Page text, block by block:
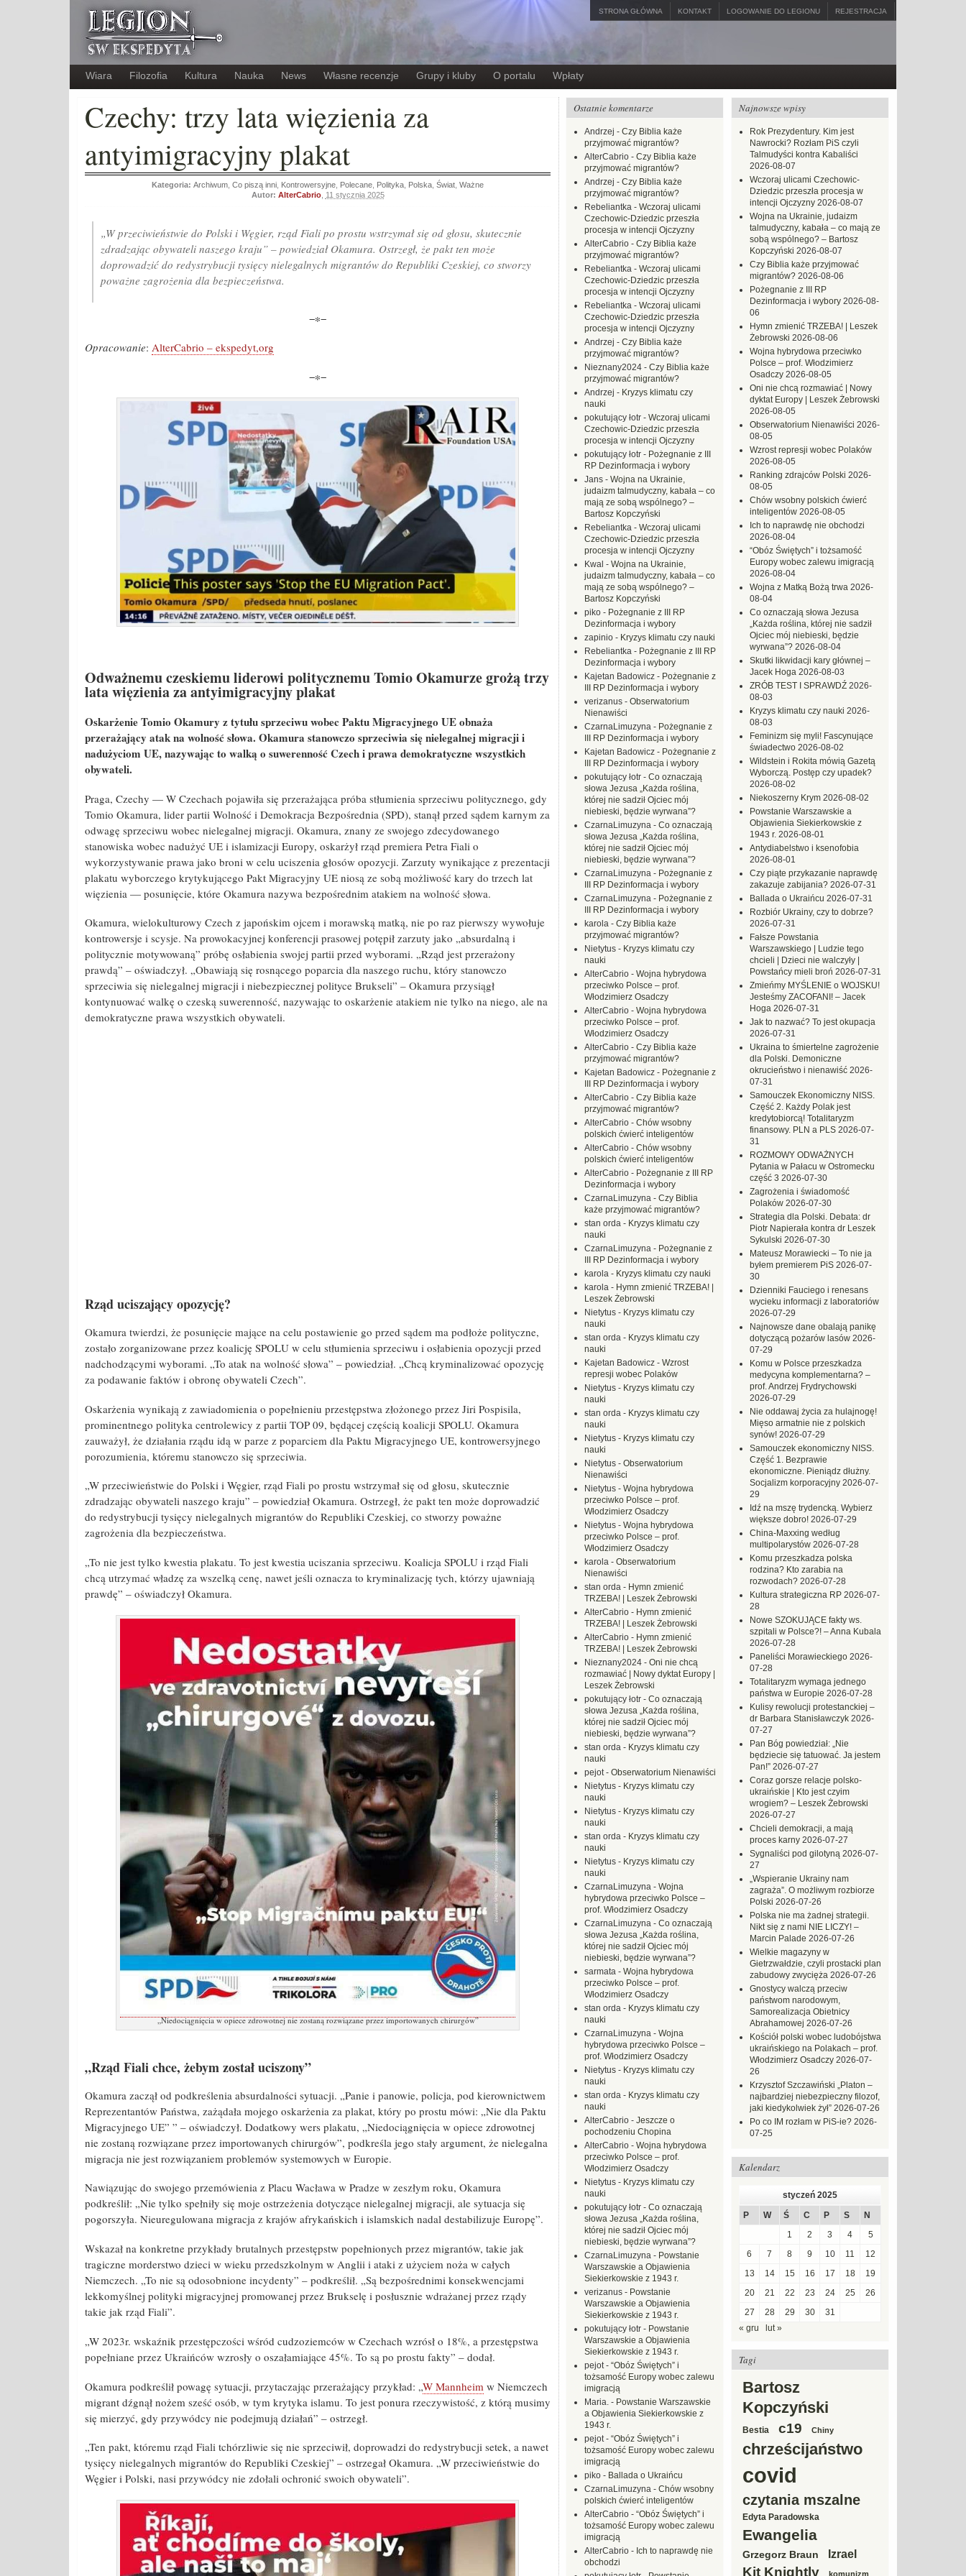
STRONA GŁÓWNA KONTAKT LOGOWANIE DO LEGIONU REJESTRACJA
Wiara Filozofia Kultura Nauka News Własne recenzje Grupy i kluby O portalu Wpłaty
Czechy: trzy lata więzienia za
antyimigracyjny plakat
Kategoria: Archiwum Co piszą inni Kontrowersyjne Polecane Polityka Polska Świat Ważne
Autor: AlterCabrio, 11 stycznia 2025
„W przeciwieństwie do Polski i Węgier, rząd Fiali po prostu wstrzymał się od głosu, skutecznie
zdradzając obywateli naszego kraju” – powiedział Okamura. Ostrzegł, że pakt ten może
doprowadzić do redystrybucji tysięcy nielegalnych migrantów do Republiki Czeskiej, co stworzy
poważne zagrożenia dla bezpieczeństwa.
−∗−
Opracowanie: AlterCabrio – ekspedyt,org
−∗−
Odważnemu czeskiemu liderowi politycznemu Tomio Okamurze grożą trzy
lata więzienia za antyimigracyjny plakat
Oskarżenie Tomio Okamury z tytułu sprzeciwu wobec Paktu Migracyjnego UE obnaża
przerażający atak na wolność słowa. Okamura stanowczo sprzeciwia się nielegalnej migracji i
nadużyciom UE, nazywając to walką o suwerenność Czech i prawa demokratyczne wszystkich
obywateli.
Praga, Czechy — W Czechach pojawiła się przerażająca próba stłumienia sprzeciwu politycznego, gdy
Tomio Okamura, lider partii Wolność i Demokracja Bezpośrednia (SPD), stanął przed sądem karnym za
odwagę sprzeciwu wobec nielegalnej migracji. Okamura, znany ze swojego zdecydowanego
stanowiska wobec nadużyć UE i islamizacji Europy, oskarżył rząd premiera Petra Fiali o
wykorzystywanie prawa jako broni w celu uciszenia głosów opozycji. Zarzuty wynikające z prezentacji
plakatu wyborczego krytykującego Pakt Migracyjny UE niosą ze sobą możliwość kary do trzech lat
więzienia — posunięcie, które Okamura nazywa bezpośrednim atakiem na wolność słowa.
Okamura, wielokulturowy Czech z japońskim ojcem i morawską matką, nie po raz pierwszy wywołuje
kontrowersje i scysje. Na prowokacyjnej konferencji prasowej potępił zarzuty jako „absurdalną i
politycznie motywowaną” próbę osłabienia swojej partii przed wyborami. „Rząd jest przerażony
prawdą” – oświadczył. „Obawiają się rosnącego poparcia dla naszego ruchu, który stanowczo
sprzeciwia się nielegalnej migracji i niebezpiecznej polityce Brukseli” – Okamura przysiągł
kontynuować walkę o czeską suwerenność, nazywając to oskarżenie atakiem nie tylko na niego, ale na
demokratyczne prawa wszystkich obywateli.
Rząd uciszający opozycję?
Okamura twierdzi, że posunięcie mające na celu postawienie go przed sądem ma podłoże polityczne,
zostało zorganizowane przez koalicję SPOLU w celu stłumienia sprzeciwu i osłabienia opozycji przed
nadchodzącymi wyborami. „To atak na wolność słowa” – powiedział. „Chcą kryminalizować opozycję
za podawanie faktów i obronę obywateli Czech”.
Oskarżenia wynikają z zawiadomienia o popełnieniu przestępstwa złożonego przez Jiri Pospisila,
prominentnego polityka centrolewicy z partii TOP 09, będącej częścią koalicji SPOLU. Okamura
zauważył, że działania rządu idą w parze z poparciem dla Paktu Migracyjnego UE, kontrowersyjnego
porozumienia, któremu stanowczo się sprzeciwia.
„W przeciwieństwie do Polski i Węgier, rząd Fiali po prostu wstrzymał się od głosu, skutecznie
zdradzając obywateli naszego kraju” – powiedział Okamura. Ostrzegł, że pakt ten może doprowadzić
do redystrybucji tysięcy nielegalnych migrantów do Republiki Czeskiej, co stworzy poważne
zagrożenia dla bezpieczeństwa.
„To nie jest tylko kwestia plakatu. To jest kwestia uciszania sprzeciwu. Koalicja SPOLU i rząd Fiali
chcą utrzymać władzę za wszelką cenę, nawet jeśli oznacza to kryminalizację tych, którzy ujawniają
prawdę” – oświadczył Okamura.
„Niedociągnięcia w opiece zdrowotnej nie zostaną rozwiązane przez importowanych chirurgów”
„Rząd Fiali chce, żebym został uciszony”
Okamura zaczął od podkreślenia absurdalności sytuacji. „Panie i panowie, policja, pod kierownictwem
Reprezentantów Państwa, zażądała mojego oskarżenia za plakat, który po prostu mówi: „Nie dla Paktu
Migracyjnego UE” ” – oświadczył. Dodatkowy wers plakatu, „Niedociągnięcia w opiece zdrowotnej
nie zostaną rozwiązane przez importowanych chirurgów”, podkreśla jego stały argument, że nielegalna
migracja nie jest rozwiązaniem problemów systemowych w Europie.
Nawiązując do swojego przemówienia z Placu Wacława w Pradze w zeszłym roku, Okamura
podkreślił: „Nie tylko spełniły się moje ostrzeżenia dotyczące nielegalnej migracji, ale sytuacja się
pogorszyła. Nieuregulowana migracja z krajów afrykańskich i islamskich nadal destabilizuje Europę”.
Wskazał na konkretne przykłady brutalnych przestępstw popełnionych przez migrantów, takie jak
tragiczne morderstwo dzieci w wieku przedszkolnym w Anglii i ataki z użyciem noża w całych
Niemczech. „To nie są odosobnione incydenty” – podkreślił. „Są bezpośrednimi konsekwencjami
lekkomyślnej polityki migracyjnej promowanej przez Brukselę i posłusznie wdrażanej przez rządy
takie jak rząd Fiali”.
„W 2023r. wskaźnik przestępczości wśród cudzoziemców w Czechach wzrósł o 18%, a przestępstwa
popełniane przez Ukraińców wzrosły o oszałamiające 45%. To są po prostu fakty” – dodał.
Okamura podkreślił powagę sytuacji, przytaczając przerażający przykład: „W Mannheim w Niemczech
migrant dźgnął nożem sześć osób, w tym krytyka islamu. To jest ponura rzeczywistość, z którą musimy
się mierzyć, gdy przywódcy nie podejmują działań” – ostrzegł.
„Ten pakt, któremu rząd Fiali tchórzliwie się nie sprzeciwił, doprowadzi do redystrybucji setek, a nawet
tysięcy nielegalnych migrantów do Republiki Czeskiej” – ostrzegał Okamura. „W przeciwieństwie do
Węgier i Polski, nasi przywódcy nie zdołali ochronić swoich obywateli”.
Najnowsze wpisy
Rok Prezydentury. Kim jest
Nawrocki? Rozłam PiS czyli
Talmudyści kontra Kabaliści
2026-08-07
Wczoraj ulicami Czechowic-
Dziedzic przeszła procesja w
intencji Ojczyzny 2026-08-07
Wojna na Ukrainie, judaizm
talmudyczny, kabała – co mają ze
sobą wspólnego? – Bartosz
Kopczyński 2026-08-07
Czy Biblia każe przyjmować
migrantów? 2026-08-06
Pożegnanie z III RP
Dezinformacja i wybory 2026-08-
06
Hymn zmienić TRZEBA! | Leszek
Żebrowski 2026-08-06
Wojna hybrydowa przeciwko
Polsce – prof. Włodzimierz
Osadczy 2026-08-05
Oni nie chcą rozmawiać | Nowy
dyktat Europy | Leszek Żebrowski
2026-08-05
Obserwatorium Nienawiści 2026-
08-05
Wzrost represji wobec Polaków
2026-08-05
Ranking zdrajców Polski 2026-
08-05
Chów wsobny polskich ćwierć
inteligentów 2026-08-05
Ich to naprawdę nie obchodzi
2026-08-04
“Obóz Świętych” i tożsamość
Europy wobec zalewu imigracją
2026-08-04
Wojna z Matką Bożą trwa 2026-
08-04
Co oznaczają słowa Jezusa
„Każda roślina, której nie sadził
Ojciec mój niebieski, będzie
wyrwana”? 2026-08-04
Skutki likwidacji kary głównej –
Jacek Hoga 2026-08-03
ZRÓB TEST I SPRAWDŹ 2026-
08-03
Kryzys klimatu czy nauki 2026-
08-03
Feminizm się myli! Fascynujące
świadectwo 2026-08-02
Wildstein i Rokita mówią Gazetą
Wyborczą. Postęp czy upadek?
2026-08-02
Niekoszerny Krym 2026-08-02
Powstanie Warszawskie a
Objawienia Siekierkowskie z
1943 r. 2026-08-01
Antydiabelstwo i ksenofobia
2026-08-01
Czy piąte przykazanie naprawdę
zakazuje zabijania? 2026-07-31
Ballada o Ukraińcu 2026-07-31
Rozbiór Ukrainy, czy to dobrze?
2026-07-31
Fałsze Powstania
Warszawskiego | Ludzie tego
chcieli | Dzieci nie walczyły |
Powstańcy mieli broń 2026-07-31
Zmieńmy MYŚLENIE o WOJSKU!
Jesteśmy ZACOFANI! – Jacek
Hoga 2026-07-31
Jak to nazwać? To jest okupacja
2026-07-31
Ukraina to śmiertelne zagrożenie
dla Polski. Demoniczne
okrucieństwo i nienawiść 2026-
07-31
Samouczek Ekonomiczny NISS.
Część 2. Każdy Polak jest
kredytobiorcą! Totalitaryzm
finansowy. PLN a PLS 2026-07-
31
ROZMOWY ODWAŻNYCH
Pytania w Pałacu w Ostromecku
część 3 2026-07-30
Zagrożenia i świadomość
Polaków 2026-07-30
Strategia dla Polski. Debata: dr
Piotr Napierała kontra dr Leszek
Sykulski 2026-07-30
Mateusz Morawiecki – To nie ja
byłem premierem PiS 2026-07-
30
Dzienniki Fauciego i renesans
wycieku informacji z laboratoriów
2026-07-29
Najnowsze dane obalają panikę
dotyczącą pożarów lasów 2026-
07-29
Komu w Polsce przeszkadza
medycyna komplementarna? –
prof. Andrzej Frydrychowski
2026-07-29
Nie oddawaj życia za hulajnogę!
Mięso armatnie nie z polskich
synów! 2026-07-29
Samouczek ekonomiczny NISS.
Część 1. Bezprawie
ekonomiczne. Pieniądz dłużny.
Socjalizm korporacyjny 2026-07-
29
Idź na mszę trydencką. Wybierz
większe dobro! 2026-07-29
China-Maxxing według
multipolarystów 2026-07-28
Komu przeszkadza polska
rodzina? Kto zarabia na
rozwodach? 2026-07-28
Kultura strategiczna RP 2026-07-
28
Nowe SZOKUJĄCE fakty ws.
szpitali w Polsce?! – Anna Kubala
2026-07-28
Paneliści Morawieckiego 2026-
07-28
Totalitaryzm wymaga jednego
państwa w Europie 2026-07-28
Kulisy rewolucji protestanckiej –
dr Barbara Stanisławczyk 2026-
07-27
Pan Bóg powiedział: „Nie
będziecie się tatuować. Ja jestem
Pan!” 2026-07-27
Coraz gorsze relacje polsko-
ukraińskie | Kto jest czyim
wrogiem? – Leszek Żebrowski
2026-07-27
Chcieli demokracji, a mają
proces karny 2026-07-27
Sygnaliści pod gilotyną 2026-07-
27
„Wspieranie Ukrainy nam
zagraża”. O możliwym rozbiorze
Polski 2026-07-26
Polska nie ma żadnej strategii.
Nikt się z nami NIE LICZY! –
Marcin Palade 2026-07-26
Wielkie magazyny w
Gietrzwałdzie, czyli prostacki plan
zabudowy zwycięża 2026-07-26
Gnostycy walczą przeciw
państwom narodowym,
Samorealizacja Obietnicy
Abrahamowej 2026-07-26
Kościół polski wobec ludobójstwa
ukraińskiego na Polakach – prof.
Włodzimierz Osadczy 2026-07-
26
Krzysztof Szczawiński „Platon –
najbardziej niebezpieczny filozof,
jaki kiedykolwiek żył” 2026-07-26
Po co IM rozłam w PiS-ie? 2026-
07-25
Kalendarz
styczeń 2025
P
W Ś C P S
N
1
2 3 4
5
6
7 8 9 10 11
12
13
14 15 16 17 18
19
20
21 22 23 24 25
26
27
28 29 30
31
« gru
lut »
Tagi
Bartosz
Kopczyński
Bestia c19 Chiny
chrześcijaństwo
covid
czytania mszalne
Edyta Paradowska
Ewangelia
Grzegorz Braun Izrael
Kit Knightly komunizm
Ostatnie komentarze
Andrzej - Czy Biblia każe
przyjmować migrantów?
AlterCabrio - Czy Biblia każe
przyjmować migrantów?
Andrzej - Czy Biblia każe
przyjmować migrantów?
Rebeliantka - Wczoraj ulicami
Czechowic-Dziedzic przeszła
procesja w intencji Ojczyzny
AlterCabrio - Czy Biblia każe
przyjmować migrantów?
Rebeliantka - Wczoraj ulicami
Czechowic-Dziedzic przeszła
procesja w intencji Ojczyzny
Rebeliantka - Wczoraj ulicami
Czechowic-Dziedzic przeszła
procesja w intencji Ojczyzny
Andrzej - Czy Biblia każe
przyjmować migrantów?
Nieznany2024 - Czy Biblia każe
przyjmować migrantów?
Andrzej - Kryzys klimatu czy
nauki
pokutujący łotr - Wczoraj ulicami
Czechowic-Dziedzic przeszła
procesja w intencji Ojczyzny
pokutujący łotr - Pożegnanie z III
RP Dezinformacja i wybory
Jans - Wojna na Ukrainie,
judaizm talmudyczny, kabała – co
mają ze sobą wspólnego? –
Bartosz Kopczyński
Rebeliantka - Wczoraj ulicami
Czechowic-Dziedzic przeszła
procesja w intencji Ojczyzny
Kwal - Wojna na Ukrainie,
judaizm talmudyczny, kabała – co
mają ze sobą wspólnego? –
Bartosz Kopczyński
piko - Pożegnanie z III RP
Dezinformacja i wybory
zapinio - Kryzys klimatu czy nauki
Rebeliantka - Pożegnanie z III RP
Dezinformacja i wybory
Kajetan Badowicz - Pożegnanie z
III RP Dezinformacja i wybory
verizanus - Obserwatorium
Nienawiści
CzarnaLimuzyna - Pożegnanie z
III RP Dezinformacja i wybory
Kajetan Badowicz - Pożegnanie z
III RP Dezinformacja i wybory
pokutujący łotr - Co oznaczają
słowa Jezusa „Każda roślina,
której nie sadził Ojciec mój
niebieski, będzie wyrwana”?
CzarnaLimuzyna - Co oznaczają
słowa Jezusa „Każda roślina,
której nie sadził Ojciec mój
niebieski, będzie wyrwana”?
CzarnaLimuzyna - Pożegnanie z
III RP Dezinformacja i wybory
CzarnaLimuzyna - Pożegnanie z
III RP Dezinformacja i wybory
karola - Czy Biblia każe
przyjmować migrantów?
Nietytus - Kryzys klimatu czy
nauki
AlterCabrio - Wojna hybrydowa
przeciwko Polsce – prof.
Włodzimierz Osadczy
AlterCabrio - Wojna hybrydowa
przeciwko Polsce – prof.
Włodzimierz Osadczy
AlterCabrio - Czy Biblia każe
przyjmować migrantów?
Kajetan Badowicz - Pożegnanie z
III RP Dezinformacja i wybory
AlterCabrio - Czy Biblia każe
przyjmować migrantów?
AlterCabrio - Chów wsobny
polskich ćwierć inteligentów
AlterCabrio - Chów wsobny
polskich ćwierć inteligentów
AlterCabrio - Pożegnanie z III RP
Dezinformacja i wybory
CzarnaLimuzyna - Czy Biblia
każe przyjmować migrantów?
stan orda - Kryzys klimatu czy
nauki
CzarnaLimuzyna - Pożegnanie z
III RP Dezinformacja i wybory
karola - Kryzys klimatu czy nauki
karola - Hymn zmienić TRZEBA! |
Leszek Żebrowski
Nietytus - Kryzys klimatu czy
nauki
stan orda - Kryzys klimatu czy
nauki
Kajetan Badowicz - Wzrost
represji wobec Polaków
Nietytus - Kryzys klimatu czy
nauki
stan orda - Kryzys klimatu czy
nauki
Nietytus - Kryzys klimatu czy
nauki
Nietytus - Obserwatorium
Nienawiści
Nietytus - Wojna hybrydowa
przeciwko Polsce – prof.
Włodzimierz Osadczy
Nietytus - Wojna hybrydowa
przeciwko Polsce – prof.
Włodzimierz Osadczy
karola - Obserwatorium
Nienawiści
stan orda - Hymn zmienić
TRZEBA! | Leszek Żebrowski
AlterCabrio - Hymn zmienić
TRZEBA! | Leszek Żebrowski
AlterCabrio - Hymn zmienić
TRZEBA! | Leszek Żebrowski
Nieznany2024 - Oni nie chcą
rozmawiać | Nowy dyktat Europy |
Leszek Żebrowski
pokutujący łotr - Co oznaczają
słowa Jezusa „Każda roślina,
której nie sadził Ojciec mój
niebieski, będzie wyrwana”?
stan orda - Kryzys klimatu czy
nauki
pejot- Obserwatorium Nienawiści
Nietytus - Kryzys klimatu czy
nauki
Nietytus - Kryzys klimatu czy
nauki
stan orda - Kryzys klimatu czy
nauki
Nietytus - Kryzys klimatu czy
nauki
CzarnaLimuzyna - Wojna
hybrydowa przeciwko Polsce –
prof. Włodzimierz Osadczy
CzarnaLimuzyna - Co oznaczają
słowa Jezusa „Każda roślina,
której nie sadził Ojciec mój
niebieski, będzie wyrwana”?
sarmata - Wojna hybrydowa
przeciwko Polsce – prof.
Włodzimierz Osadczy
stan orda - Kryzys klimatu czy
nauki
CzarnaLimuzyna - Wojna
hybrydowa przeciwko Polsce –
prof. Włodzimierz Osadczy
Nietytus - Kryzys klimatu czy
nauki
stan orda - Kryzys klimatu czy
nauki
AlterCabrio - Jeszcze o
pochodzeniu Chopina
AlterCabrio - Wojna hybrydowa
przeciwko Polsce – prof.
Włodzimierz Osadczy
Nietytus - Kryzys klimatu czy
nauki
pokutujący łotr - Co oznaczają
słowa Jezusa „Każda roślina,
której nie sadził Ojciec mój
niebieski, będzie wyrwana”?
CzarnaLimuzyna - Powstanie
Warszawskie a Objawienia
Siekierkowskie z 1943 r.
verizanus - Powstanie
Warszawskie a Objawienia
Siekierkowskie z 1943 r.
pokutujący łotr - Powstanie
Warszawskie a Objawienia
Siekierkowskie z 1943 r.
pejot- “Obóz Świętych” i
tożsamość Europy wobec zalewu
imigracją
Maria. - Powstanie Warszawskie
a Objawienia Siekierkowskie z
1943 r.
pejot- “Obóz Świętych” i
tożsamość Europy wobec zalewu
imigracją
piko - Ballada o Ukraińcu
CzarnaLimuzyna - Chów wsobny
polskich ćwierć inteligentów
AlterCabrio - “Obóz Świętych” i
tożsamość Europy wobec zalewu
imigracją
AlterCabrio - Ich to naprawdę nie
obchodzi